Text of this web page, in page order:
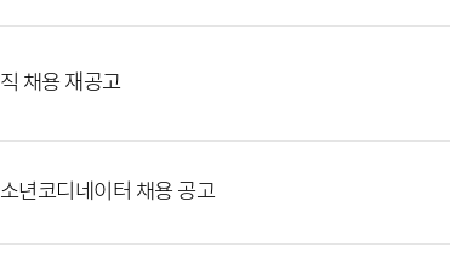
채용 재공고
년코디네이터 채용 공고